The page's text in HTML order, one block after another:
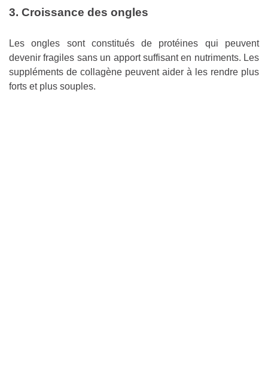
3. Croissance des ongles
Les ongles sont constitués de protéines qui peuvent
devenir fragiles sans un apport suffisant en nutriments. Les
suppléments de collagène peuvent aider à les rendre plus
forts et plus souples.